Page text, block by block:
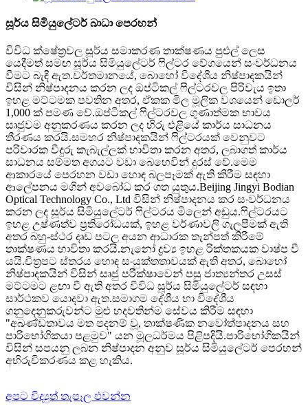
සූර්ය සිමියුලේටර් බාධා පෙරහන්
විවිධ ක්ෂේත්‍රවල සූර්ය සමාකරණ තාක්ෂණය පුළුල් ලෙස
යෙදීමත් සමඟ සූර්ය සිමියුලේටර් ෆිල්ටර වේගයෙන් සංවර්ධනය
වීමට බැඳී ඇත.වර්තමානයේ, බොහෝ විදේශීය නිෂ්පාදකයින්
විසින් නිෂ්පාදනය කරන ලද ඔප්ටිකල් ෆිල්ටරවල පිරිවැය ඉතා
ඉහළ මට්ටමක පවතින අතර, ඒකක මිල මූලික වශයෙන් ඩොලර්
1,000 ක් පමණ වේ.ඔප්ටිකල් ෆිල්ටරවල ගුණාත්මක භාවය
සෘජුවම අනුකරණය කරන ලද හිරු එළියේ කාර්ය සාධනය
තීරණය කරයි.සමහර නිෂ්පාදකයින් ෆිල්ටරයක් ​​වෙනුවට
පරිවාරක වීදුරු කැබැල්ලක් භාවිතා කරන අතර, ලබාගත් කාර්ය
සාධනය සම්මත අගයට වඩා බෙහෙවින් දුරස් වේ.මෙම
ආකාරයේ පෙරහන වඩා හොඳ බලපෑමක් ඇති කිරීම සඳහා
ආලේපනය මගින් අවබෝධ කර ගත යුතුය.Beijing Jingyi Bodian
Optical Technology Co., Ltd විසින් නිෂ්පාදනය කර සංවර්ධනය
කරන ලද සූර්ය සිමියුලේටර් ෆිල්ටරය මිලෙන් අඩුය.ෆිල්ටරයට
ඉහළ උෂ්ණත්ව ප්‍රතිරෝධයක්, ඉහළ වර්ණාවලි ගැලපීමක් ඇති
අතර බහු-ස්ථර දෘඩ පටල අයන ආධාරක තැන්පත් කිරීමේ
තාක්ෂණය භාවිතා කරයි.නැනෝ ද්‍රව්‍ය ඉහළ රික්තකයක වාෂ්ප වී
යයි.චිත්‍රපට ස්තරය හොඳ සංයුක්තතාවයක් ඇති අතර, බොහෝ
නිෂ්පාදකයින් විසින් සෘජු පරීක්ෂාවෙන් පසු ජාත්‍යන්තර උසස්
මට්ටමට ළඟා වී ඇති අතර විවිධ සූර්ය සිමියුලේටර් සඳහා
සාර්ථකව යොදවා ඇත.සමාගම දේශීය හා විදේශීය
ගනුදෙනුකරුවන්ට මුළු හදවතින්ම සේවය කිරීම සඳහා
"අඛණ්ඩතාවය මත පදනම් වූ, තාක්ෂණික නවෝත්පාදනය සහ
පාරිභෝගිකයා පළමුව" යන මූලධර්මය පිළිපදියි.පාරිභෝගිකයින්
විසින් සපයනු ලබන නිෂ්පාදන අනුව සූර්ය සිමියුලේටර් පෙරහන්
අභිරුචිකරණය කළ හැකිය.
අපට විද්‍යුත් තැපෑල එවන්න